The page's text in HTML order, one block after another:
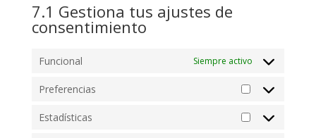
7.1 Gestiona tus ajustes de
consentimiento
Funcional Siempre activo
Preferencias
Preferencias
Estadísticas
Estadísticas